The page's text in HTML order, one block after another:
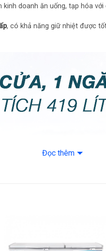
doanh ăn uống, tạp hóa với
, có khả năng giữ nhiệt được
Đọc thêm